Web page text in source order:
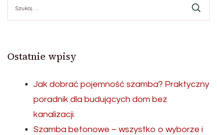
Ostatnie wpisy
Jak dobrać pojemność szamba? Praktyczny
poradnik dla budujących dom bez
kanalizacji.
Szamba betonowe – wszystko o wyborze i